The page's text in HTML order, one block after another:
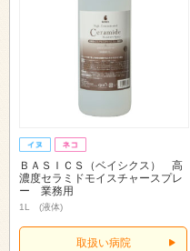
ＢＡＳＩＣＳ（ベイシクス） 高
濃度セラミドモイスチャースプレ
ー 業務用
1L (液体)
取扱い病院